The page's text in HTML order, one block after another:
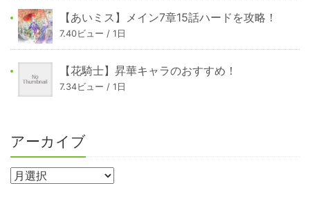
【あいミス】メイン7章15話ハードを攻略！
7.40ビュー / 1日
【花騎士】昇華キャラのおすすめ！
7.34ビュー / 1日
アーカイブ